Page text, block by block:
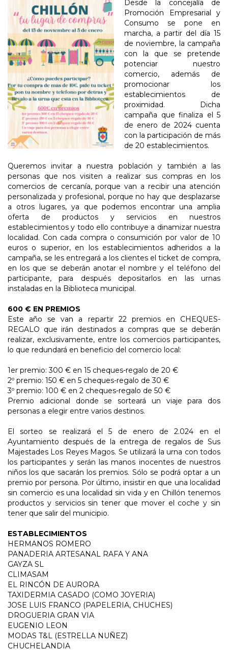
Desde la concejalía de
Promoción Empresarial y
Consumo se pone en
marcha, a partir del día 15
de noviembre, la campaña
con la que se pretende
potenciar nuestro
comercio, además de
promocionar los
establecimientos de
proximidad. Dicha
campaña que finaliza el 5
de enero de 2024 cuenta
con la participación de más
de 20 establecimientos.
Queremos invitar a nuestra población y también a las
personas que nos visiten a realizar sus compras en los
comercios de cercanía, porque van a recibir una atención
personalizada y profesional, porque no hay que desplazarse
a otros lugares, ya que podemos encontrar una amplia
oferta de productos y servicios en nuestros
establecimientos y todo ello contribuye a dinamizar nuestra
localidad. Con cada compra o consumición por valor de 10
euros o superior, en los establecimientos adheridos a la
campaña, se les entregará a los clientes el ticket de compra,
en los que se deberán anotar el nombre y el teléfono del
participante, para después depositarlos en las urnas
instaladas en la Biblioteca municipal.
600 € EN PREMIOS
Este año se van a repartir 22 premios en CHEQUES-
REGALO que irán destinados a compras que se deberán
realizar, exclusivamente, entre los comercios participantes,
lo que redundará en beneficio del comercio local:
1er premio: 300 € en 15 cheques-regalo de 20 €
2º premio: 150 € en 5 cheques-regalo de 30 €
3º premio: 100 € en 2 cheques-regalo de 50 €
Premio adicional donde se sorteará un viaje para dos
personas a elegir entre varios destinos.
El sorteo se realizará el 5 de enero de 2.024 en el
Ayuntamiento después de la entrega de regalos de Sus
Majestades Los Reyes Magos. Se utilizará la urna con todos
los participantes y serán las manos inocentes de nuestros
niños los que sacarán los premios. Sólo se podrá optar a un
premio por persona. Por último, insistir en que una localidad
sin comercio es una localidad sin vida y en Chillón tenemos
productos y servicios sin tener que mover el coche y sin
tener que salir del municipio.
ESTABLECIMIENTOS
HERMANOS ROMERO
PANADERIA ARTESANAL RAFA Y ANA
GAYZA SL
CLIMASAM
EL RINCÓN DE AURORA
TAXIDERMIA CASADO (COMO JOYERIA)
JOSE LUIS FRANCO (PAPELERIA, CHUCHES)
DROGUERIA GRAN VIA
EUGENIO LEON
MODAS T&L (ESTRELLA NUÑEZ)
CHUCHELANDIA